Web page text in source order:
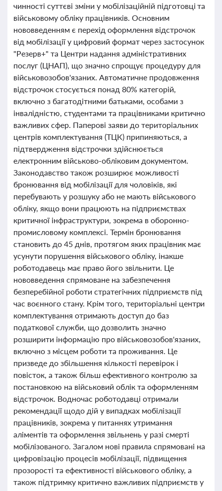
чинності суттєві зміни у мобілізаційній підготовці та
військовому обліку працівників. Основним
нововведенням є перехід оформлення відстрочок
від мобілізації у цифровий формат через застосунок
"Резерв+" та Центри надання адміністративних
послуг (ЦНАП), що значно спрощує процедуру для
військовозобов'язаних. Автоматичне продовження
відстрочок стосується понад 80% категорій,
включно з багатодітними батьками, особами з
інвалідністю, студентами та працівниками критично
важливих сфер. Паперові заяви до територіальних
центрів комплектування (ТЦК) припиняються, а
підтвердження відстрочки здійснюється
електронним військово-обліковим документом.
Законодавство також розширює можливості
бронювання від мобілізації для чоловіків, які
перебувають у розшуку або не мають військового
обліку, якщо вони працюють на підприємствах
критичної інфраструктури, зокрема в оборонно-
промисловому комплексі. Термін бронювання
становить до 45 днів, протягом яких працівник має
усунути порушення військового обліку, інакше
роботодавець має право його звільнити. Це
нововведення спрямоване на забезпечення
безперебійної роботи стратегічних підприємств під
час воєнного стану. Крім того, територіальні центри
комплектування отримають доступ до баз
податкової служби, що дозволить значно
розширити інформацію про військовозобов'язаних,
включно з місцем роботи та проживання. Це
призведе до збільшення кількості перевірок і
повісток, а також більш ефективного контролю за
постановкою на військовий облік та оформленням
відстрочок. Водночас роботодавці отримали
рекомендації щодо дій у випадках мобілізації
працівників, зокрема у питаннях утримання
аліментів та оформлення звільнень у разі смерті
мобілізованого. Загалом нові правила спрямовані на
цифровізацію процесів мобілізації, підвищення
прозорості та ефективності військового обліку, а
також підтримку критично важливих підприємств у